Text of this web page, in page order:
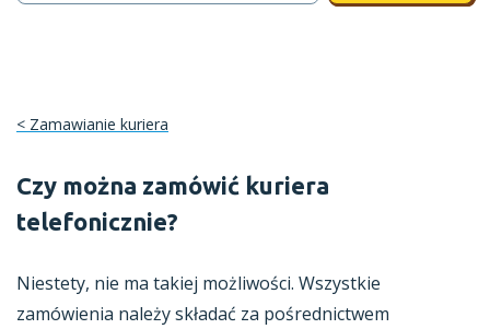
Zamawianie kuriera
Czy można zamówić kuriera
telefonicznie?
Niestety, nie ma takiej możliwości. Wszystkie
zamówienia należy składać za pośrednictwem